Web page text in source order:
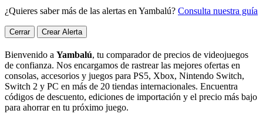
¿Quieres saber más de las alertas en Yambalú? Consulta nuestra guía
Cerrar Crear Alerta
Bienvenido a Yambalú, tu comparador de precios de videojuegos
de confianza. Nos encargamos de rastrear las mejores ofertas en
consolas, accesorios y juegos para PS5, Xbox, Nintendo Switch,
Switch 2 y PC en más de 20 tiendas internacionales. Encuentra
códigos de descuento, ediciones de importación y el precio más bajo
para ahorrar en tu próximo juego.